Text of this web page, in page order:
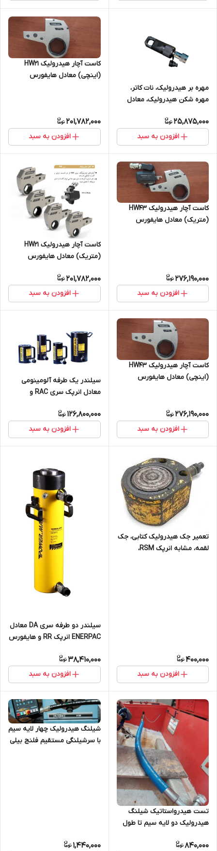
مهره بر هیدرولیک، نات کاتر،
مهره شکن هیدرولیک، معادل
25,875,000
افزودن به سبد
کاست آچار هیدرولیک HW21
(اینچی) معادل هایفورس
201,782,000
افزودن به سبد
کاست آچار هیدرولیک HW43
(متریک) معادل هایفورس
276,190,000
افزودن به سبد
کاست آچار هیدرولیک HW21
(متریک) معادل هایفورس
201,782,000
افزودن به سبد
کاست آچار هیدرولیک HW43
(اینچی) معادل هایفورس
276,190,000
افزودن به سبد
سیلندر یک طرفه آلومینومی
معادل انرپک سری RAC و
126,800,000
افزودن به سبد
تعمیر جک هیدرولیک کتابی، جک
لقمه، مشابه انرپک RSM،
400,000
افزودن به سبد
سیلندر دو طرفه سری DA معادل
ENERPAC انرپک RR و هایفورس
38,410,000
افزودن به سبد
تست هیدرواستاتیک شیلنگ
هیدرولیک دو لایه سیم تا طول
840,000
شیلنگ هیدرولیک چهار لایه سیم
با سرشیلنگی مستقیم فلنج بیلی
1,440,000